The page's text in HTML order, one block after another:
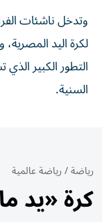
وتدخل ناشئات
لكرة اليد
التطور الكبير
السنية.
رياضة/رياضة عالمية
كرة «يد